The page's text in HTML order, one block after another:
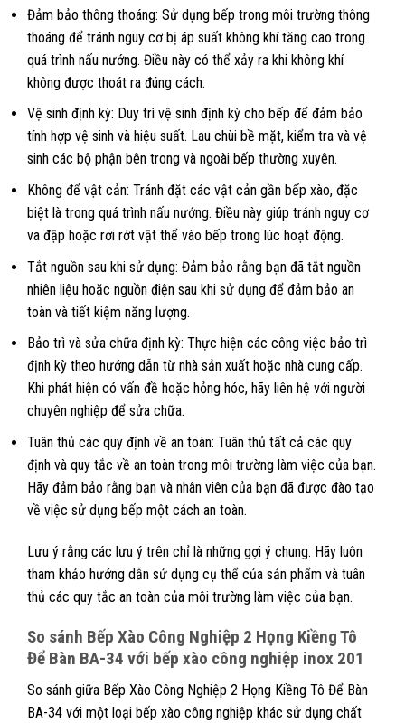
Đảm bảo thông thoáng: Sử dụng bếp trong môi trường thông
thoáng để tránh nguy cơ bị áp suất không khí tăng cao trong
quá trình nấu nướng. Điều này có thể xảy ra khi không khí
không được thoát ra đúng cách.
Vệ sinh định kỳ: Duy trì vệ sinh định kỳ cho bếp để đảm bảo
tính hợp vệ sinh và hiệu suất. Lau chùi bề mặt, kiểm tra và vệ
sinh các bộ phận bên trong và ngoài bếp thường xuyên.
Không để vật cản: Tránh đặt các vật cản gần bếp xào, đặc
biệt là trong quá trình nấu nướng. Điều này giúp tránh nguy cơ
va đập hoặc rơi rớt vật thể vào bếp trong lúc hoạt động.
Tắt nguồn sau khi sử dụng: Đảm bảo rằng bạn đã tắt nguồn
nhiên liệu hoặc nguồn điện sau khi sử dụng để đảm bảo an
toàn và tiết kiệm năng lượng.
Bảo trì và sửa chữa định kỳ: Thực hiện các công việc bảo trì
định kỳ theo hướng dẫn từ nhà sản xuất hoặc nhà cung cấp.
Khi phát hiện có vấn đề hoặc hỏng hóc, hãy liên hệ với người
chuyên nghiệp để sửa chữa.
Tuân thủ các quy định về an toàn: Tuân thủ tất cả các quy
định và quy tắc về an toàn trong môi trường làm việc của bạn.
Hãy đảm bảo rằng bạn và nhân viên của bạn đã được đào tạo
về việc sử dụng bếp một cách an toàn.
Lưu ý rằng các lưu ý trên chỉ là những gợi ý chung. Hãy luôn
tham khảo hướng dẫn sử dụng cụ thể của sản phẩm và tuân
thủ các quy tắc an toàn của môi trường làm việc của bạn.
So sánh Bếp Xào Công Nghiệp 2 Họng Kiềng Tô
Để Bàn BA-34 với bếp xào công nghiệp inox 201
So sánh giữa Bếp Xào Công Nghiệp 2 Họng Kiềng Tô Để Bàn
BA-34 với một loại bếp xào công nghiệp khác sử dụng chất